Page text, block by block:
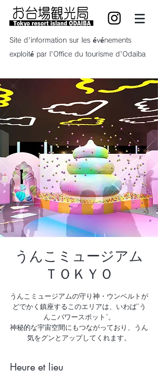
Site d'information sur les événements
exploité par l'Office du tourisme d'Odaiba
うんこミュージアム
ＴＯＫＹＯ
うんこミュージアムの守り神・ウンベルトが
どでかく鎮座するこのエリアは、いわば”う
んこパワースポット”。
神秘的な宇宙空間にもつながっており、うん
気をグンとアップしてくれます。
Heure et lieu